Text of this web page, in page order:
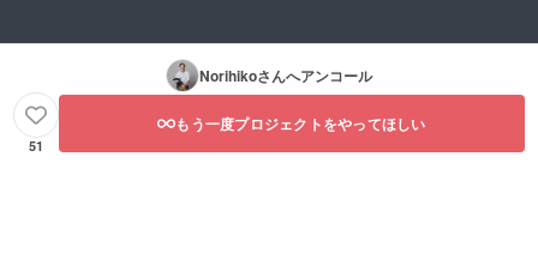
Norihikoさんへアンコール
51
もう一度プロジェクトをやってほしい